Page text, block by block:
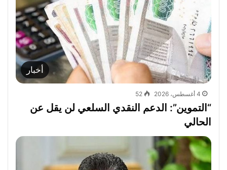
أخبار
4 أغسطس، 2026 52
“التموين”: الدعم النقدي السلعي لن يقل عن
الحالي